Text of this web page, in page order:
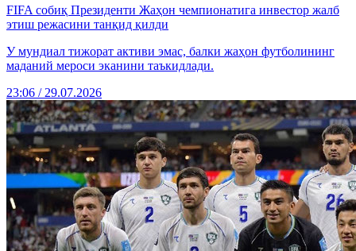
FIFA собиқ Президенти Жаҳон чемпионатига инвестор жалб
этиш режасини танқид қилди
У мундиал тижорат активи эмас, балки жаҳон футболининг
маданий мероси эканини таъкидлади.
23:06 / 29.07.2026